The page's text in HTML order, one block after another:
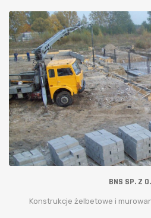
BNS SP. Z
Konstrukcje żelbetowe i